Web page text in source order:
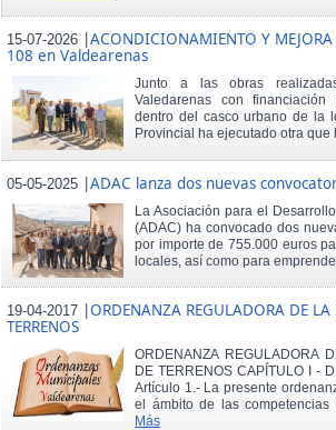
15-07-2026 |ACONDICIONAMIENTO Y MEJORA
108 en Valdearenas
Junto a las obras
Valedarenas con
dentro del casco urbano de la
Provincial ha ejecutado otra que
05-05-2025 |ADAC lanza dos nuevas
La Asociación para el
(ADAC) ha convocado dos
por importe de 755.000 euros
locales, así como para
19-04-2017 |ORDENANZA REGULADORA DE
TERRENOS
ORDENANZA REGULADORA
DE TERRENOS CAPÍTULO I -
Artículo 1.- La presente
el ámbito de las competencias
Más